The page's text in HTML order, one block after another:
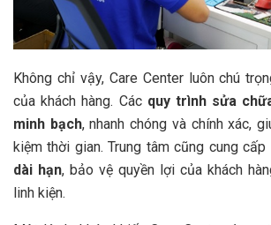
Không chỉ vậy, Care Center luôn chú
của khách hàng. Các quy trình sửa
minh bạch, nhanh chóng và chính xác,
kiệm thời gian. Trung tâm cũng cung cấp
dài hạn, bảo vệ quyền lợi của khách
linh kiện.